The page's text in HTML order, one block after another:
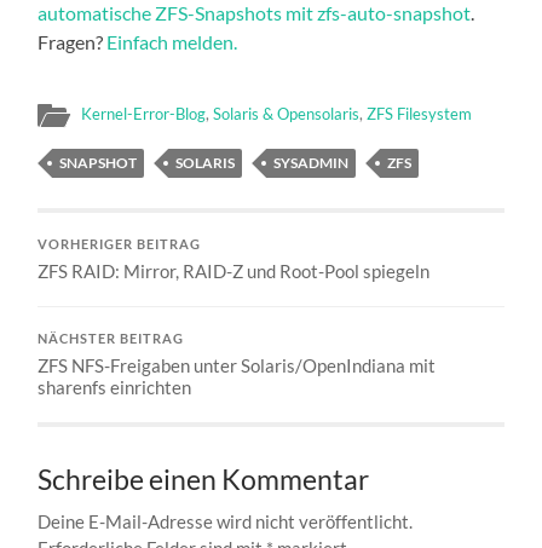
automatische ZFS-Snapshots mit zfs-auto-snapshot.
Fragen? Einfach melden.
Kernel-Error-Blog,Solaris & Opensolaris,ZFS Filesystem
SNAPSHOT SOLARIS SYSADMIN ZFS
VORHERIGER BEITRAG
ZFS RAID: Mirror, RAID-Z und Root-Pool spiegeln
NÄCHSTER BEITRAG
ZFS NFS-Freigaben unter Solaris/OpenIndiana mit
sharenfs einrichten
Schreibe einen Kommentar
Deine E-Mail-Adresse wird nicht veröffentlicht.